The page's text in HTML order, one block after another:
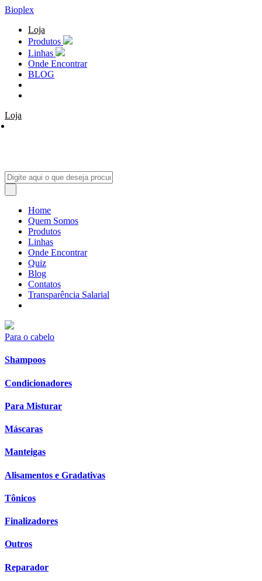
Bioplex
Loja
Produtos
Linhas
Onde Encontrar
BLOG
Loja
Home
Quem Somos
Produtos
Linhas
Onde Encontrar
Quiz
Blog
Contatos
Transparência Salarial
Para o cabelo
Shampoos
Condicionadores
Para Misturar
Máscaras
Manteigas
Alisamentos e Gradativas
Tônicos
Finalizadores
Outros
Reparador